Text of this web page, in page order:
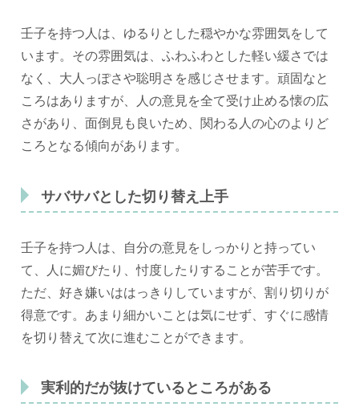
壬子を持つ人は、ゆるりとした穏やかな雰囲気をして
います。その雰囲気は、ふわふわとした軽い緩さでは
なく、大人っぽさや聡明さを感じさせます。頑固なと
ころはありますが、人の意見を全て受け止める懐の広
さがあり、面倒見も良いため、関わる人の心のよりど
ころとなる傾向があります。
サバサバとした切り替え上手
壬子を持つ人は、自分の意見をしっかりと持ってい
て、人に媚びたり、忖度したりすることが苦手です。
ただ、好き嫌いははっきりしていますが、割り切りが
得意です。あまり細かいことは気にせず、すぐに感情
を切り替えて次に進むことができます。
実利的だが抜けているところがある